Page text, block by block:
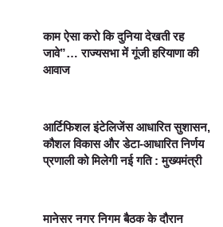
काम ऐसा करो कि दुनिया देखती रह
जावे”… राज्यसभा में गूंजी हरियाणा की
आवाज
आर्टिफिशल इंटेलिजेंस आधारित सुशासन,
कौशल विकास और डेटा-आधारित निर्णय
प्रणाली को मिलेगी नई गति : मुख्यमंत्री
मानेसर नगर निगम बैठक के दौरान